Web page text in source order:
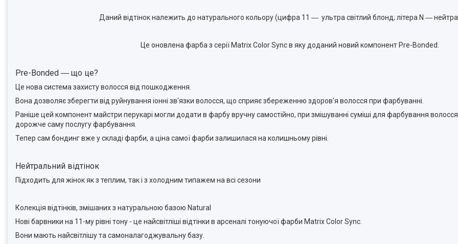
Даний відтінок належить до натурального кольору (цифра 11 ― ультра світлий блонд; літера N ―
Це оновлена фарба з серії Matrix Color Sync в яку доданий новий компонент Pre-Bonded.
Pre-Bonded ― що це?
Це нова система захисту волосся від пошкодження.
Вона дозволяє зберегти від руйнування іонні зв'язки волосся, що сприяє збереженню здоров'я волосся при фарбуванні.
Раніше цей компонент майстри перукарі могли додати в фарбу вручну самостійно, при змішуванні суміші для фарбування
дорожче саму послугу фарбування.
Тепер сам бондинг вже у складі фарби, а ціна самої фарби залишилася на колишньому рівні.
Нейтральний відтінок
Підходить для жінок як з теплим, так і з холодним типажем на всі сезони
Колекція відтінків, змішаних з натуральною базою Natural
Нові барвники на 11-му рівні тону - це найсвітліші відтінки в арсеналі тонуючої фарби Matrix Color Sync.
Вони мають найсвітлішу та самоналагоджувальну базу.